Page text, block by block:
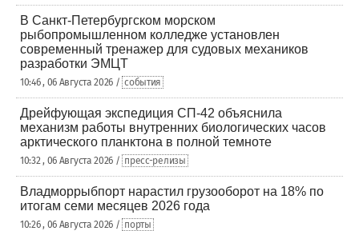
В Санкт-Петербургском морском
рыбопромышленном колледже установлен
современный тренажер для судовых механиков
разработки ЭМЦТ
10:46 , 06 Августа 2026 / события
Дрейфующая экспедиция СП-42 объяснила
механизм работы внутренних биологических часов
арктического планктона в полной темноте
10:32 , 06 Августа 2026 / пресс-релизы
Владморрыбпорт нарастил грузооборот на 18% по
итогам семи месяцев 2026 года
10:26 , 06 Августа 2026 / порты